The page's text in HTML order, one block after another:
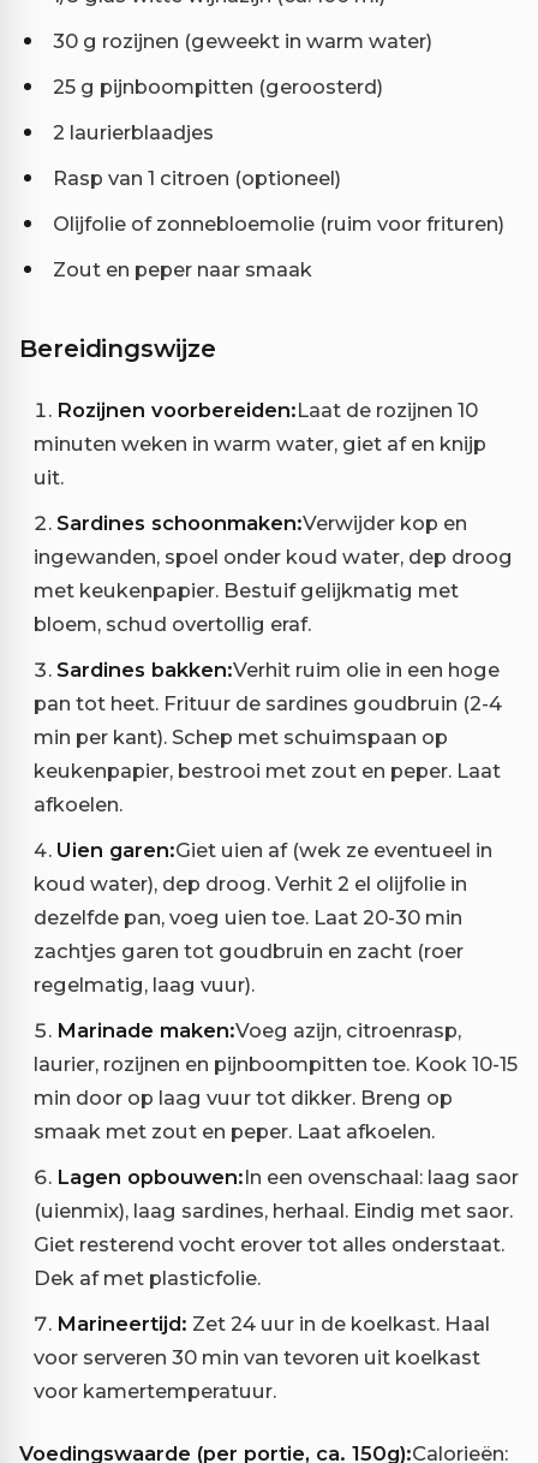
30 g rozijnen (geweekt in warm water)
25 g pijnboompitten (geroosterd)
2 laurierblaadjes
Rasp van 1 citroen (optioneel)
Olijfolie of zonnebloemolie (ruim voor frituren)
Zout en peper naar smaak
Bereidingswijze
Rozijnen voorbereiden:Laat de rozijnen 10
minuten weken in warm water, giet af en knijp
uit.
Sardines schoonmaken:Verwijder kop en
ingewanden, spoel onder koud water, dep droog
met keukenpapier. Bestuif gelijkmatig met
bloem, schud overtollig eraf.
Sardines bakken:Verhit ruim olie in een hoge
pan tot heet. Frituur de sardines goudbruin (2-4
min per kant). Schep met schuimspaan op
keukenpapier, bestrooi met zout en peper. Laat
afkoelen.
Uien garen:Giet uien af (wek ze eventueel in
koud water), dep droog. Verhit 2 el olijfolie in
dezelfde pan, voeg uien toe. Laat 20-30 min
zachtjes garen tot goudbruin en zacht (roer
regelmatig, laag vuur).
Marinade maken:Voeg azijn, citroenrasp,
laurier, rozijnen en pijnboompitten toe. Kook 10-15
min door op laag vuur tot dikker. Breng op
smaak met zout en peper. Laat afkoelen.
Lagen opbouwen:In een ovenschaal: laag saor
(uienmix), laag sardines, herhaal. Eindig met saor.
Giet resterend vocht erover tot alles onderstaat.
Dek af met plasticfolie.
Marineertijd: Zet 24 uur in de koelkast. Haal
voor serveren 30 min van tevoren uit koelkast
voor kamertemperatuur.
Voedingswaarde (per portie, ca. 150g):Calorieën: